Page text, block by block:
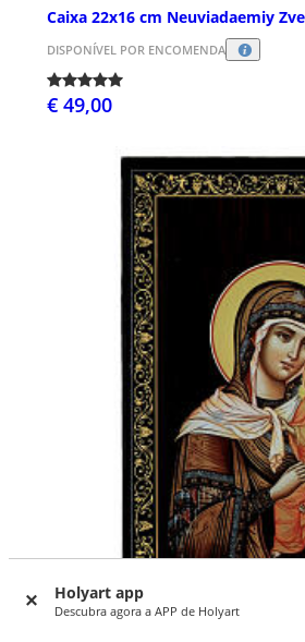
Holyart app
Descubra agora a APP de Holyart
Caixa 22x16 cm Neuviadaemiy
DISPONÍVEL POR ENCOMENDA
€ 49,00
-40%